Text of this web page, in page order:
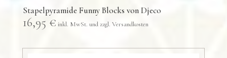
Stapelpyramide Funny Blocks von Djeco
16,95 €